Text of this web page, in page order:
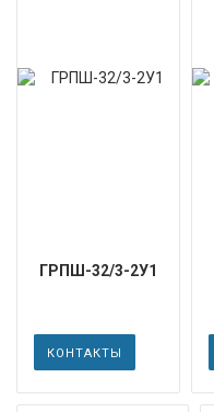
ГРПШ-32/3-2У1
КОНТАКТЫ